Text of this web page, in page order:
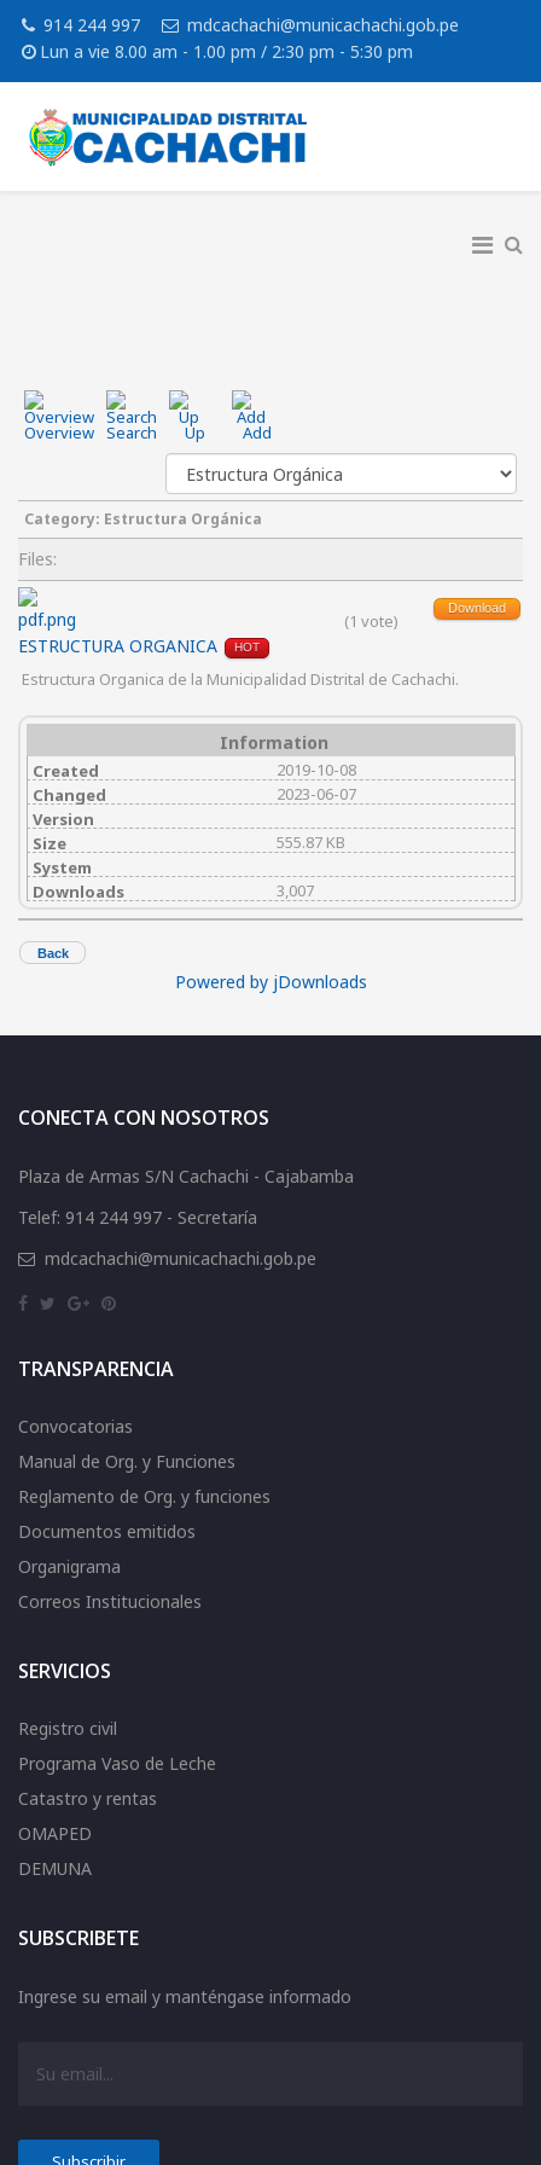
914 244 997
mdcachachi@municachachi.gob.pe
Lun a vie 8.00 am - 1.00 pm / 2:30 pm - 5:30 pm
Overview Search Up Add
Category: Estructura Orgánica
Files:
ESTRUCTURA ORGANICA HOT
Download
(1 vote)
Estructura Organica de la Municipalidad Distrital de Cachachi.
Information
Created
2019-10-08
Changed
2023-06-07
Version
Size
555.87 KB
System
Downloads
3,007
Back
Powered by jDownloads
CONECTA CON NOSOTROS
Plaza de Armas S/N Cachachi - Cajabamba
Telef: 914 244 997 - Secretaría
mdcachachi@municachachi.gob.pe
TRANSPARENCIA
Convocatorias
Manual de Org. y Funciones
Reglamento de Org. y funciones
Documentos emitidos
Organigrama
Correos Institucionales
SERVICIOS
Registro civil
Programa Vaso de Leche
Catastro y rentas
OMAPED
DEMUNA
SUBSCRIBETE
Ingrese su email y manténgase informado